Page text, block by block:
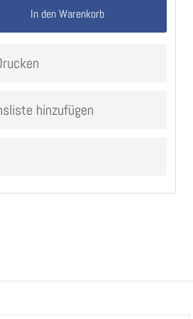
In den Warenkorb
hinzufügen